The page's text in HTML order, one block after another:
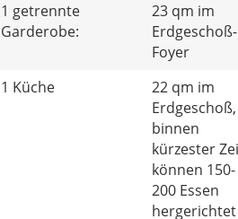
1 getrennte
Garderobe:
23 qm im
Erdgeschoß-
Foyer
1 Küche
22 qm im
Erdgeschoß,
binnen
kürzester
können 150-
200 Essen
hergerichtet